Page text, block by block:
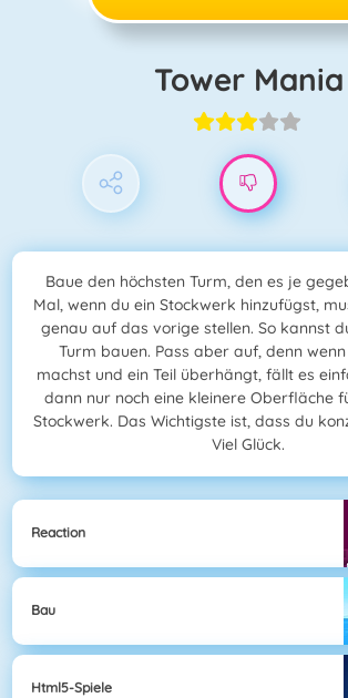
Tower Mania
Baue den höchsten Turm, den es je
Mal, wenn du ein Stockwerk hinzufügst,
genau auf das vorige stellen. So kannst
Turm bauen. Pass aber auf, denn
machst und ein Teil überhängt, fällt es
dann nur noch eine kleinere Oberfläche
Stockwerk. Das Wichtigste ist, dass du
Viel Glück.
Reaction
Bau
Html5-Spiele